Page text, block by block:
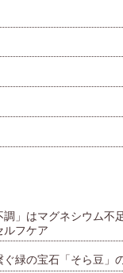
」はマグネシウム不
ルフケア
緑の宝石「そら豆」